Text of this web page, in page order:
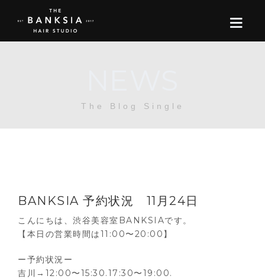
RECRUIT
The Blog Single
BANKSIA 予約状況 11月24日
こんにちは、渋谷美容室BANKSIAです。
【本日の営業時間は11:00〜20:00】
ー予約状況ー
吉川→12:00〜15:30.17:30〜19:00.